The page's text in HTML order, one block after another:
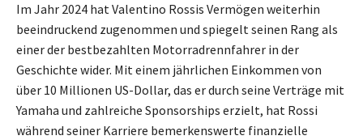
Im Jahr 2024 hat Valentino Rossis Vermögen weiterhin
beeindruckend zugenommen und spiegelt seinen Rang als
einer der bestbezahlten Motorradrennfahrer in der
Geschichte wider. Mit einem jährlichen Einkommen von
über 10 Millionen US-Dollar, das er durch seine Verträge mit
Yamaha und zahlreiche Sponsorships erzielt, hat Rossi
während seiner Karriere bemerkenswerte finanzielle